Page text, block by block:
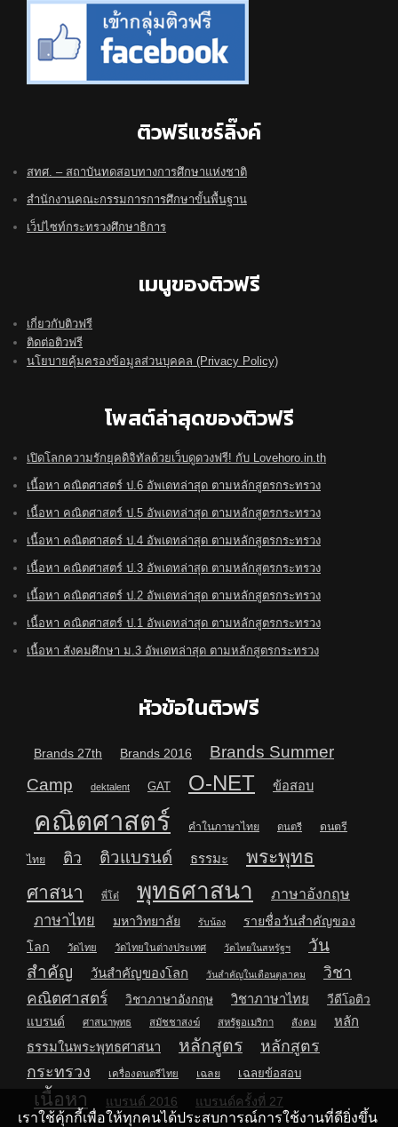
ติวฟรีแชร์ลิ๊งค์
สทศ. – สถาบันทดสอบทางการศึกษาแห่งชาติ
สำนักงานคณะกรรมการการศึกษาขั้นพื้นฐาน
เว็ปไซท์กระทรวงศึกษาธิการ
เมนูของติวฟรี
เกี่ยวกับติวฟรี
ติดต่อติวฟรี
นโยบายคุ้มครองข้อมูลส่วนบุคคล (Privacy Policy)
โพสต์ล่าสุดของติวฟรี
เปิดโลกความรักยุคดิจิทัลด้วยเว็บดูดวงฟรี! กับ Lovehoro.in.th
เนื้อหา คณิตศาสตร์ ป.6 อัพเดทล่าสุด ตามหลักสูตรกระทรวง
เนื้อหา คณิตศาสตร์ ป.5 อัพเดทล่าสุด ตามหลักสูตรกระทรวง
เนื้อหา คณิตศาสตร์ ป.4 อัพเดทล่าสุด ตามหลักสูตรกระทรวง
เนื้อหา คณิตศาสตร์ ป.3 อัพเดทล่าสุด ตามหลักสูตรกระทรวง
เนื้อหา คณิตศาสตร์ ป.2 อัพเดทล่าสุด ตามหลักสูตรกระทรวง
เนื้อหา คณิตศาสตร์ ป.1 อัพเดทล่าสุด ตามหลักสูตรกระทรวง
เนื้อหา สังคมศึกษา ม.3 อัพเดทล่าสุด ตามหลักสูตรกระทรวง
หัวข้อในติวฟรี
Brands 27th Brands 2016
Brands Summer
Camp
dektalent GAT O-NET ข้อสอบ
คณิตศาสตร์ คำในภาษาไทย ดนตรี ดนตรี
ไทย ติว ติวแบรนด์ ธรรมะ
พระพุทธ
ศาสนา
พี่โต๋ พุทธศาสนา ภาษาอังกฤษ
ภาษาไทย มหาวิทยาลัย รับน้อง
รายชื่อวันสำคัญของ
โลก
วัดไทย วัดไทยในต่างประเทศ วัดไทยในสหรัฐฯ
วัน
สำคัญ
วันสำคัญของโลก วันสำคัญในเดือนตุลาคม
วิชา
คณิตศาสตร์
วิชาภาษาอังกฤษ วิชาภาษาไทย
วีดีโอติว
แบรนด์
ศาสนาพุทธ สมัชชาสงฆ์ สหรัฐอเมริกา สังคม
หลัก
ธรรมในพระพุทธศาสนา
หลักสูตร
หลักสูตร
กระทรวง
เครื่องดนตรีไทย เฉลย เฉลยข้อสอบ
เนื้อหา แบรนด์ 2016 แบรนด์ครั้งที่ 27
เราใช้คุ้กกี้เพื่อให้ทุกคนได้ประสบการณ์การใช้งานที่ดียิ่งขึ้น